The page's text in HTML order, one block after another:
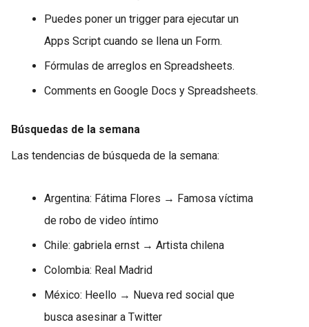
Puedes poner un trigger para ejecutar un
Apps Script cuando se llena un Form.
Fórmulas de arreglos en Spreadsheets.
Comments en Google Docs y Spreadsheets.
Búsquedas de la semana
Las tendencias de búsqueda de la semana:
Argentina: Fátima Flores → Famosa víctima
de robo de video íntimo
Chile: gabriela ernst → Artista chilena
Colombia: Real Madrid
México: Heello → Nueva red social que
busca asesinar a Twitter